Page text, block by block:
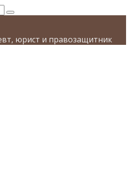
юрист и правозащитник